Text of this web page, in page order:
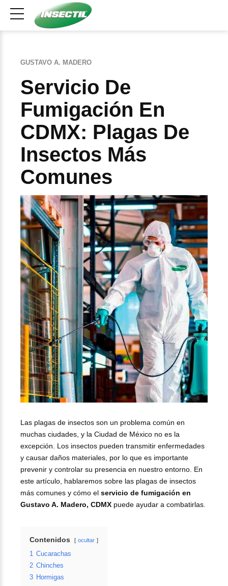
GUSTAVO A. MADERO
Servicio De
Fumigación En
CDMX: Plagas De
Insectos Más
Comunes
Las plagas de insectos son un problema común en
muchas ciudades, y la Ciudad de México no es la
excepción. Los insectos pueden transmitir enfermedades
y causar daños materiales, por lo que es importante
prevenir y controlar su presencia en nuestro entorno. En
este artículo, hablaremos sobre las plagas de insectos
más comunes y cómo el servicio de fumigación en
Gustavo A. Madero, CDMX puede ayudar a combatirlas.
Contenidos ocultar
1 Cucarachas
2 Chinches
3 Hormigas